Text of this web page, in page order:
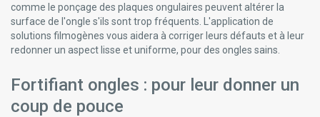
comme le ponçage des plaques ongulaires peuvent altérer la
surface de l'ongle s'ils sont trop fréquents. L'application de
solutions filmogènes vous aidera à corriger leurs défauts et à leur
redonner un aspect lisse et uniforme, pour des ongles sains.
Fortifiant ongles : pour leur donner un
coup de pouce